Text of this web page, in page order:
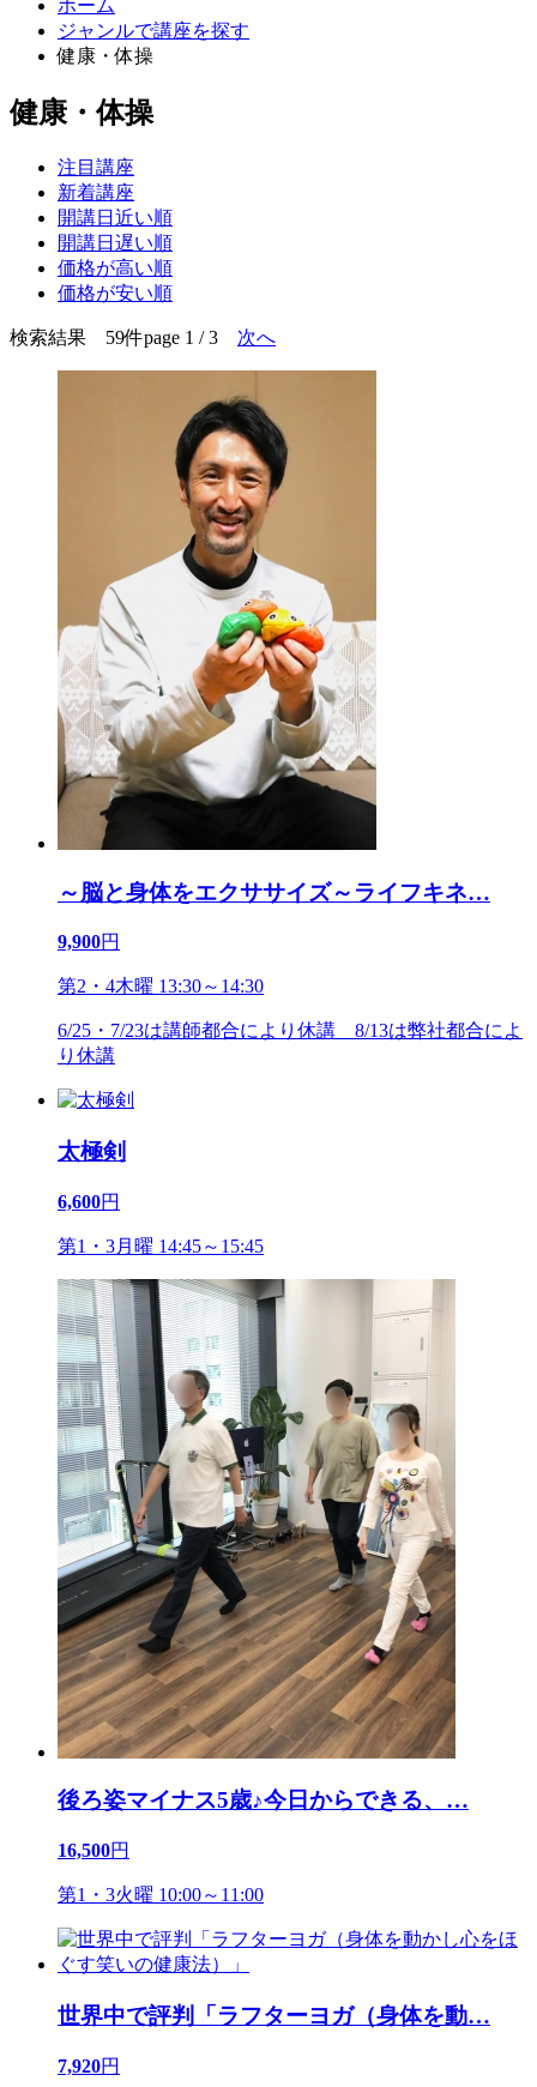
ホーム
ジャンルで講座を探す
健康・体操
健康・体操
注目講座
新着講座
開講日近い順
開講日遅い順
価格が高い順
価格が安い順
検索結果 59件page 1 / 3 次へ
～脳と身体をエクササイズ～ライフキネ…
9,900円
第2・4木曜 13:30～14:30
6/25・7/23は講師都合により休講 8/13は弊社都合によ
り休講
太極剣
6,600円
第1・3月曜 14:45～15:45
後ろ姿マイナス5歳♪今日からできる、 …
16,500円
第1・3火曜 10:00～11:00
世界中で評判「ラフターヨガ（身体を動…
7,920円